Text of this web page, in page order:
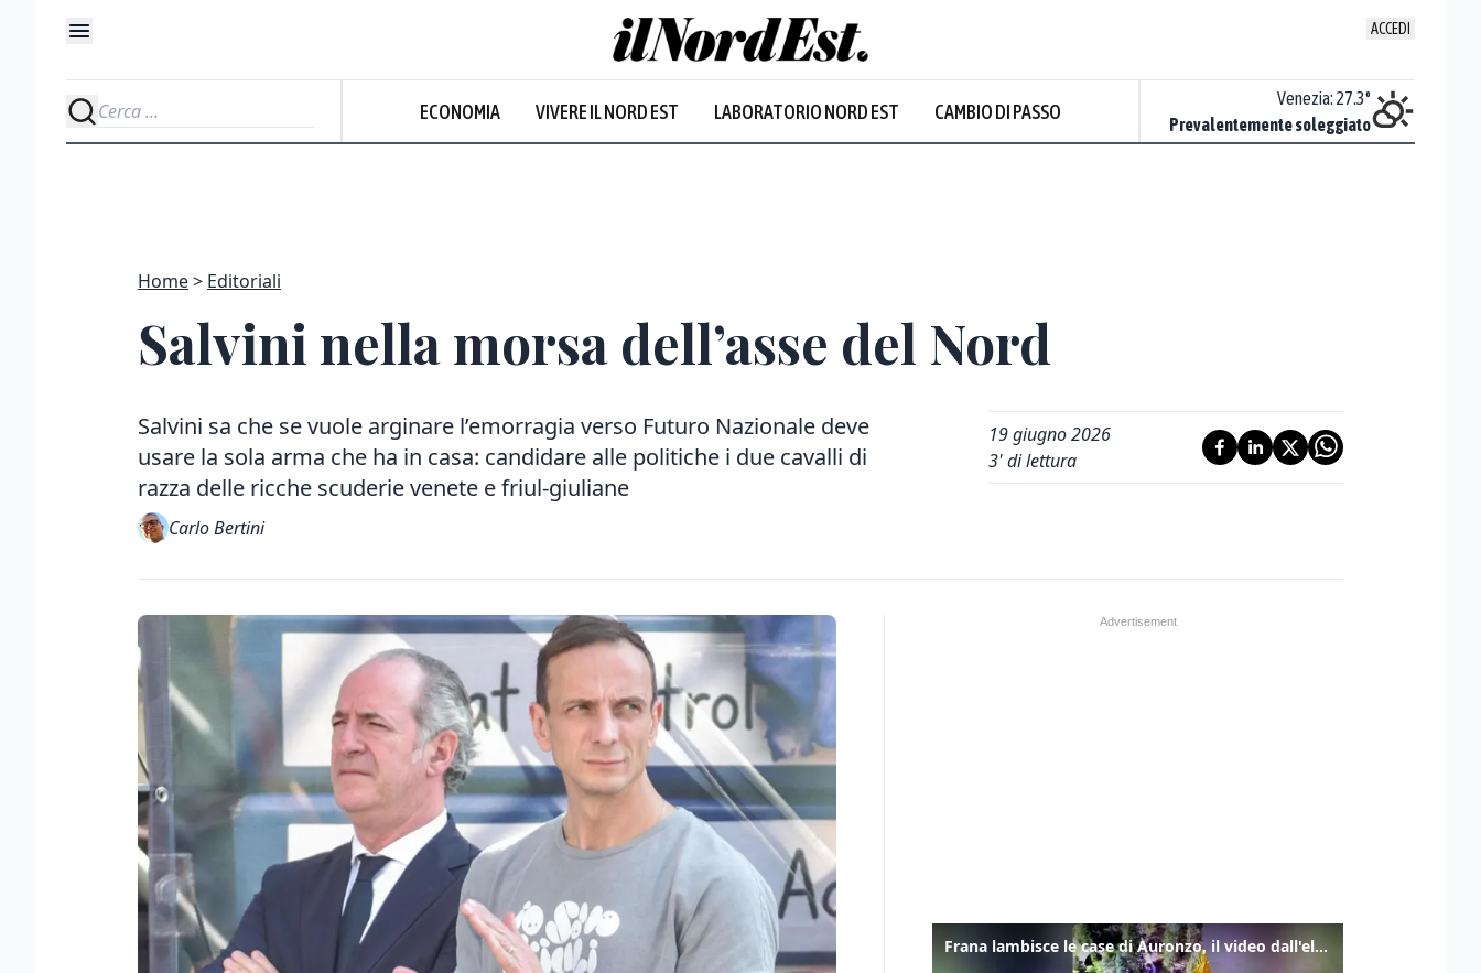
ACCEDI
ECONOMIA VIVERE IL NORD EST LABORATORIO NORD EST CAMBIO DI PASSO
Nuvoloso
Venezia: 27.3°
Prevalentemente soleggiato
Home Editoriali
Salvini nella morsa dell’asse del Nord
Salvini sa che se vuole arginare l’emorragia verso Futuro Nazionale deve
usare la sola arma che ha in casa: candidare alle politiche i due cavalli di
razza delle ricche scuderie venete e friul-giuliane
Carlo Bertini
19 giugno 2026
3' di lettura
Frana lambisce le case di Auronzo, il video dall'elicottero dei vigili del fuoco